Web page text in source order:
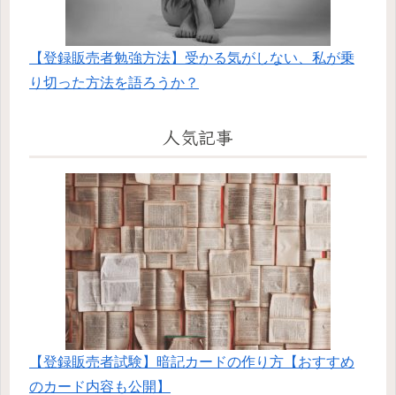
【登録販売者勉強方法】受かる気がしない、私が乗
り切った方法を語ろうか？
人気記事
【登録販売者試験】暗記カードの作り方【おすすめ
のカード内容も公開】